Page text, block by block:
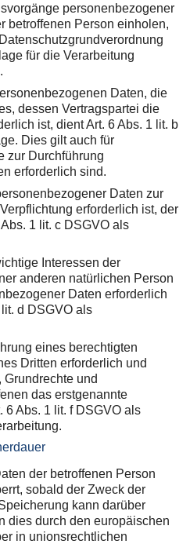
personenbezogener
betroffenen Person einholen,
für die Verarbeitung
Daten, die
dessen Vertragspartei die
ist, dient Art. 6 Abs. 1 lit. b
Dies gilt auch für
zur Durchführung
erforderlich sind.
Daten zur
erforderlich ist, der
1 lit. c DSGVO als
Interessen der
anderen natürlichen Person
Daten erforderlich
d DSGVO als
eines berechtigten
Dritten erforderlich und
und
das erstgenannte
6 Abs. 1 lit. f DSGVO als
der betroffenen Person
sobald der Zweck der
kann darüber
dies durch den europäischen
in unionsrechtlichen